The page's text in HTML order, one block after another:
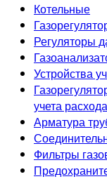
Котельные
Регуляторы
Устройства
учета
Арматура
Фильтры